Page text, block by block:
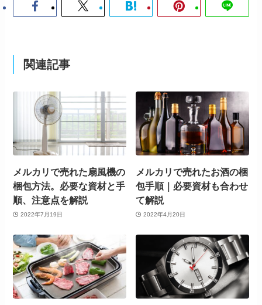
関連記事
メルカリで売れた扇風機の
梱包方法。必要な資材と手
順、注意点を解説
2022年7月19日
メルカリで売れたお酒の梱
包手順｜必要資材も合わせ
て解説
2022年4月20日